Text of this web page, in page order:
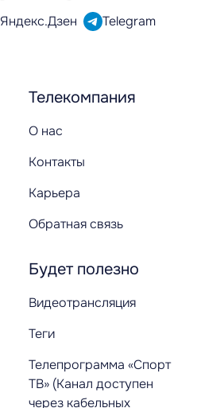
Телекомпания
О нас
Контакты
Карьера
Обратная связь
Будет полезно
Видеотрансляция
Теги
Телепрограмма «Спорт
ТВ» (Канал доступен
через кабельных
Яндекс.Дзен
Telegram